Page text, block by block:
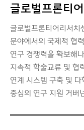
글로벌프론티
글로벌프론티어리서치
분야에서의 국제적 협
연구 경쟁력을 확보해
지속적 학술교류 및 협
연계 시스템 구축 및
중심의 연구 지원 거버